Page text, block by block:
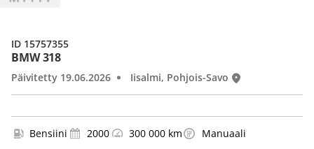
BMW 318
Päivitetty 19.06.2026 Iisalmi, Pohjois-Savo
ID 15757355
Bensiini 2000 300 000 km Manuaali